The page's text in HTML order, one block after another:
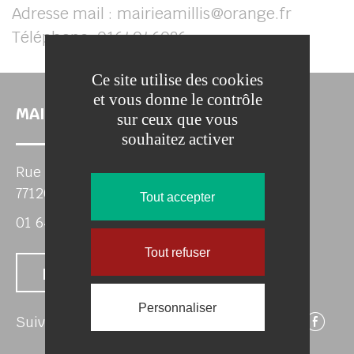
Adresse mail : mairieamillis@orange.fr
Téléphone: 0164046026
MAIRIE D'AMILLIS
Rue Georges Renard
77120 AMILLIS
01 64 04 60 26
Nous contacter
Suivez-nous
Ce site utilise des cookies
et vous donne le contrôle
sur ceux que vous
souhaitez activer
Tout accepter
Tout refuser
Personnaliser